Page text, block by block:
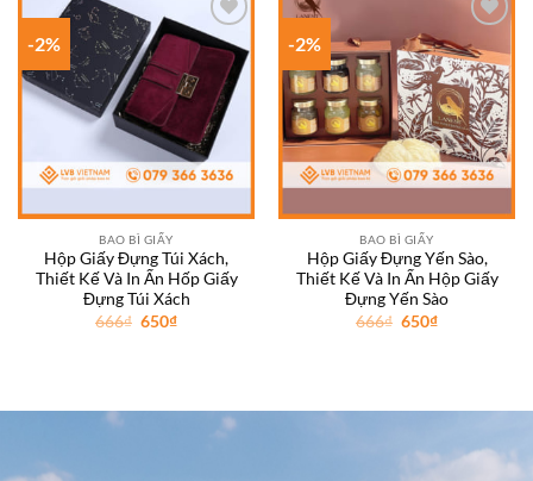
-2%
Add to
wishlist
BAO BÌ GIẤY
Hộp Giấy Đựng Túi Xách,
Thiết Kế Và In Ấn Hốp Giấy
Đựng Túi Xách
666₫ Giá
650₫Giá
-2%
Add to
wishlist
BAO BÌ GIẤY
Hộp Giấy Đựng Yến Sào,
Thiết Kế Và In Ấn Hộp Giấy
Đựng Yến Sào
666₫ Giá
650₫Giá